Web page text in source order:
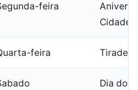
feira
Cidade
feira
Dia do